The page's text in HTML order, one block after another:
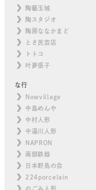
陶藝玉城
陶スタジオ
陶房ななかまど
とさ民芸店
トトコ
叶夢張子
な行
Nowvillage
中島めんや
中村人形
中湯川人形
NAPRON
南部鉄器
日本野鳥の会
224porcelain
のごみ人形